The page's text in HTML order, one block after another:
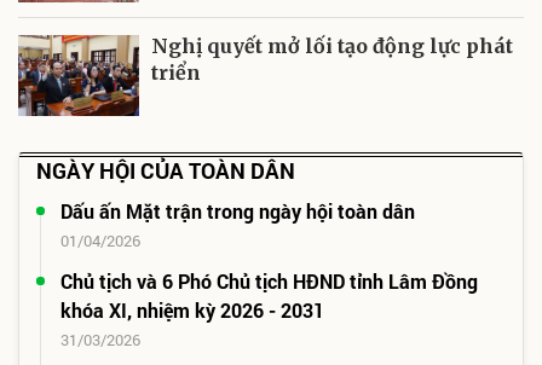
Nghị quyết mở lối tạo động lực phát
triển
NGÀY HỘI CỦA TOÀN DÂN
Dấu ấn Mặt trận trong ngày hội toàn dân
01/04/2026
Chủ tịch và 6 Phó Chủ tịch HĐND tỉnh Lâm Đồng
khóa XI, nhiệm kỳ 2026 - 2031
31/03/2026